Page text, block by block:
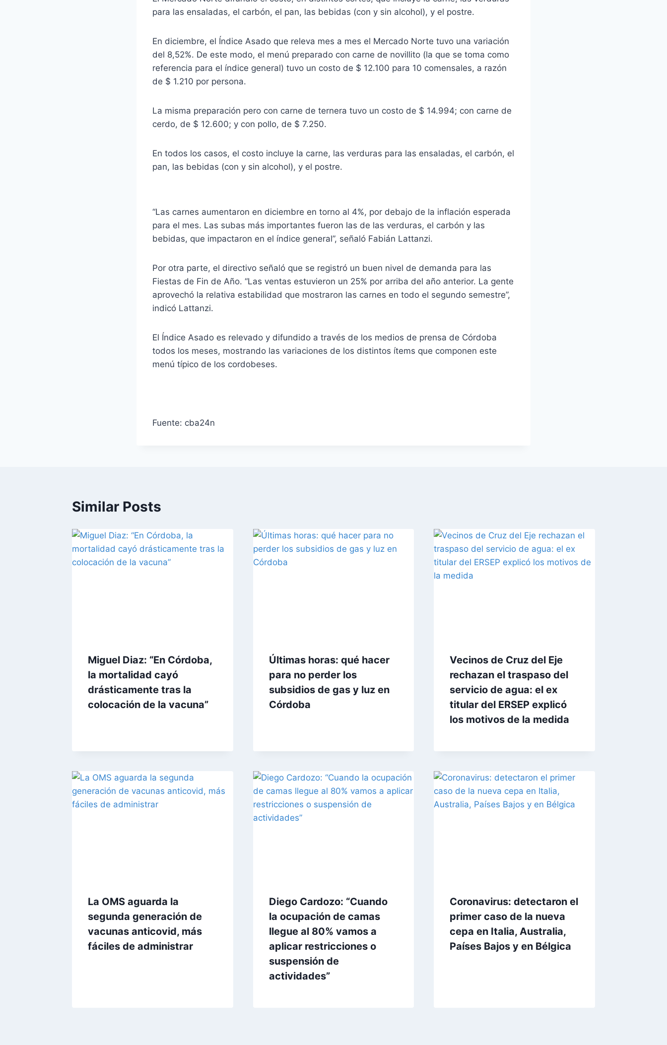
para las ensaladas, el carbón, el pan, las bebidas (con y sin alcohol), y el postre.
En diciembre, el Índice Asado que releva mes a mes el Mercado Norte tuvo una variación
del 8,52%. De este modo, el menú preparado con carne de novillito (la que se toma como
referencia para el índice general) tuvo un costo de $ 12.100 para 10 comensales, a razón
de $ 1.210 por persona.
La misma preparación pero con carne de ternera tuvo un costo de $ 14.994; con carne de
cerdo, de $ 12.600; y con pollo, de $ 7.250.
En todos los casos, el costo incluye la carne, las verduras para las ensaladas, el carbón, el
pan, las bebidas (con y sin alcohol), y el postre.
“Las carnes aumentaron en diciembre en torno al 4%, por debajo de la inflación esperada
para el mes. Las subas más importantes fueron las de las verduras, el carbón y las
bebidas, que impactaron en el índice general”, señaló Fabián Lattanzi.
Por otra parte, el directivo señaló que se registró un buen nivel de demanda para las
Fiestas de Fin de Año. “Las ventas estuvieron un 25% por arriba del año anterior. La gente
aprovechó la relativa estabilidad que mostraron las carnes en todo el segundo semestre”,
indicó Lattanzi.
El Índice Asado es relevado y difundido a través de los medios de prensa de Córdoba
todos los meses, mostrando las variaciones de los distintos ítems que componen este
menú típico de los cordobeses.
Fuente: cba24n
Similar Posts
Miguel Diaz: “En Córdoba,
la mortalidad cayó
drásticamente tras la
colocación de la vacuna”
Últimas horas: qué hacer
para no perder los
subsidios de gas y luz en
Córdoba
Vecinos de Cruz del Eje
rechazan el traspaso del
servicio de agua: el ex
titular del ERSEP explicó
los motivos de la medida
La OMS aguarda la
segunda generación de
vacunas anticovid, más
fáciles de administrar
Diego Cardozo: “Cuando
la ocupación de camas
llegue al 80% vamos a
aplicar restricciones o
suspensión de
actividades”
Coronavirus: detectaron el
primer caso de la nueva
cepa en Italia, Australia,
Países Bajos y en Bélgica